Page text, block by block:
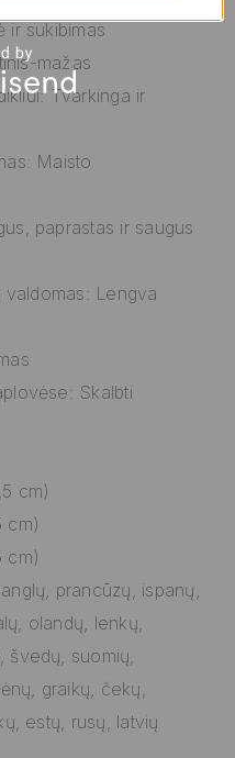
ir sukibimas
mažas
Tvarkinga ir
Maisto
paprastas ir saugus
valdomas: Lengva
Skalbti
cm)
cm)
cm)
prancūzų, ispanų,
olandų, lenkų,
švedų, suomių,
graikų, čekų,
estų, rusų, latvių